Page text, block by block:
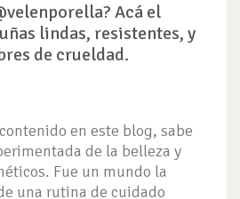
Acá el
lindas, resistentes, y
de crueldad.
en este blog, sabe
de la belleza y
Fue un mundo la
una rutina de cuidado